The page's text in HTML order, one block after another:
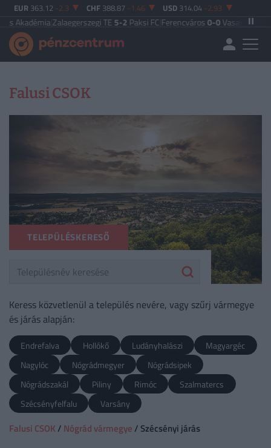
EUR 363.12 -2.3 CHF 388.87 -1.46 USD 314.04 -2.93
|Zalaegerszegi TE5-2Paksi FC|Ferencváros0-0Vasas FC|Győri
Falusi CSOK
TELEPÜLÉSKERESŐ
Keress közvetlenül a település nevére, vagy szűrj vármegye
és járás alapján:
Endrefalva Hollókő Ludányhalászi
Magyargéc
Nagylóc
Nógrádmegyer
Nógrádsipek
Nógrádszakál
Piliny Rimóc
Szalmatercs
Szécsényfelfalu
Varsány
Falusi CSOK / Nógrád vármegye / Szécsényi járás